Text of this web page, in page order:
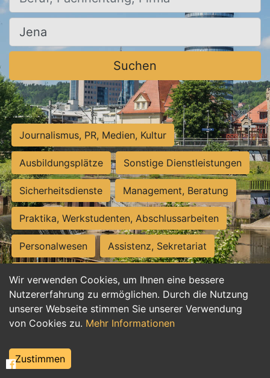
Wir verwenden Cookies, um Ihnen eine bessere
Nutzererfahrung zu ermöglichen. Durch die Nutzung
unserer Webseite stimmen Sie unserer Verwendung
von Cookies zu. Mehr Informationen
Zustimmen
Ort, Stadt
Suchen
Journalismus, PR, Medien, Kultur
Ausbildungsplätze Sonstige Dienstleistungen
Sicherheitsdienste Management, Beratung
Praktika, Werkstudenten, Abschlussarbeiten
Personalwesen Assistenz, Sekretariat
Hilfskräfte, Aushilfs- und Nebenjobs
Einkauf, Logistik, Materialwirtschaft
Weiterbildung, Studium, duale Ausbildung
Tourismus